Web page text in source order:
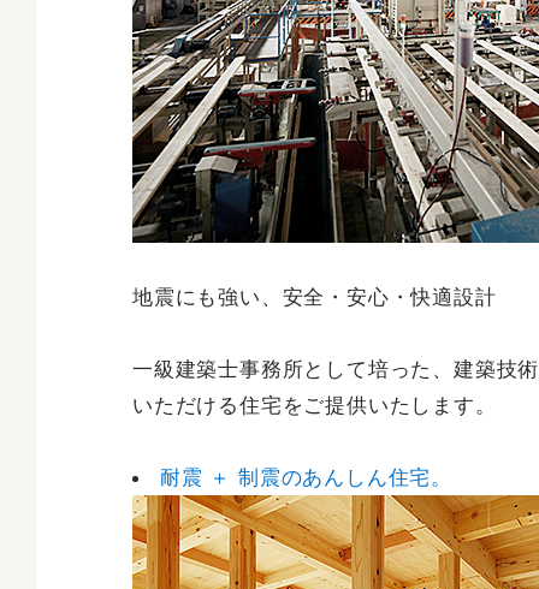
地震にも強い、安全・安心・快適設計
一級建築士事務所として培った、建築技
いただける住宅をご提供いたします。
耐震 ＋ 制震のあんしん住宅。